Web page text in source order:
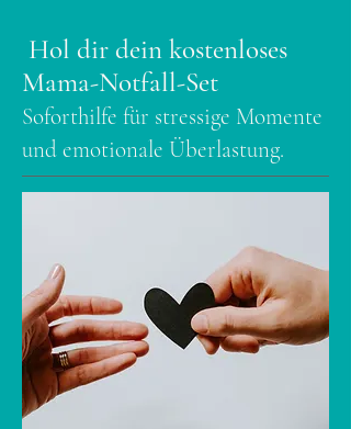
Hol dir dein kostenloses
Mama-Notfall-Set
Soforthilfe für stressige Momente
und emotionale Überlastung.